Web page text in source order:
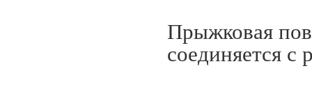
Прыжковая
соединяется